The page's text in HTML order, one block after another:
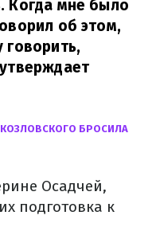
Когда мне было
об этом,
говорить,
БРОСИЛА
Осадчей,
подготовка к